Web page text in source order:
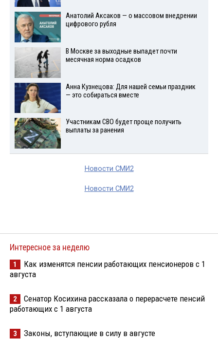
Анатолий Аксаков — о массовом внедрении
цифрового рубля
В Москве за выходные выпадет почти
месячная норма осадков
Анна Кузнецова: Для нашей семьи праздник
— это собираться вместе
Участникам СВО будет проще получить
выплаты за ранения
Новости СМИ2
Новости СМИ2
Интересное за неделю
1
Как изменятся пенсии работающих пенсионеров с 1
августа
2
Сенатор Косихина рассказала о перерасчете пенсий
работающих с 1 августа
3 Законы, вступающие в силу в августе